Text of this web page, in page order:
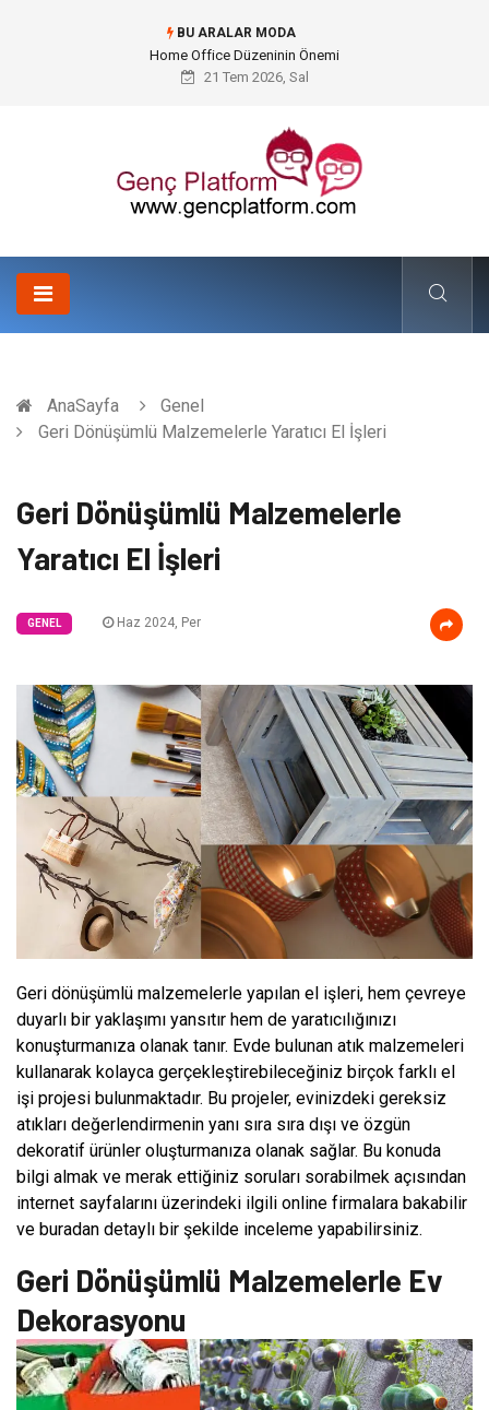
BU ARALAR MODA
Konteyner Nakliye Fiyatları ve Küresel Ticarette Bütçe Yönetimi
21 Tem 2026, Sal
AnaSayfa
Genel
Geri Dönüşümlü Malzemelerle Yaratıcı El İşleri
Geri Dönüşümlü Malzemelerle
Yaratıcı El İşleri
GENEL Haz 2024, Per
Geri dönüşümlü malzemelerle yapılan el işleri, hem çevreye
duyarlı bir yaklaşımı yansıtır hem de yaratıcılığınızı
konuşturmanıza olanak tanır. Evde bulunan atık malzemeleri
kullanarak kolayca gerçekleştirebileceğiniz birçok farklı el
işi projesi bulunmaktadır. Bu projeler, evinizdeki gereksiz
atıkları değerlendirmenin yanı sıra sıra dışı ve özgün
dekoratif ürünler oluşturmanıza olanak sağlar. Bu konuda
bilgi almak ve merak ettiğiniz soruları sorabilmek açısından
internet sayfalarını üzerindeki ilgili online firmalara bakabilir
ve buradan detaylı bir şekilde inceleme yapabilirsiniz.
Geri Dönüşümlü Malzemelerle Ev
Dekorasyonu